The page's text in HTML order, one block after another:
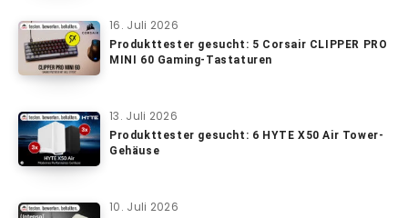
16. Juli 2026
Produkttester gesucht: 5 Corsair CLIPPER PRO
MINI 60 Gaming-Tastaturen
13. Juli 2026
Produkttester gesucht: 6 HYTE X50 Air Tower-
Gehäuse
10. Juli 2026